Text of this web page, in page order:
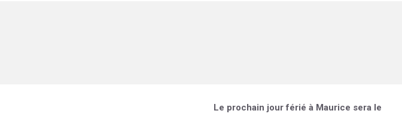
Le prochain jour férié à Maurice sera le